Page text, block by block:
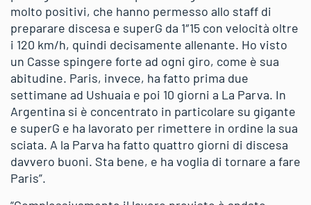
molto positivi, che hanno permesso allo staff di
preparare discesa e superG da 1″15 con velocità oltre
i 120 km/h, quindi decisamente allenante. Ho visto
un Casse spingere forte ad ogni giro, come è sua
abitudine. Paris, invece, ha fatto prima due
settimane ad Ushuaia e poi 10 giorni a La Parva. In
Argentina si è concentrato in particolare su gigante
e superG e ha lavorato per rimettere in ordine la sua
sciata. A la Parva ha fatto quattro giorni di discesa
davvero buoni. Sta bene, e ha voglia di tornare a fare
Paris”.